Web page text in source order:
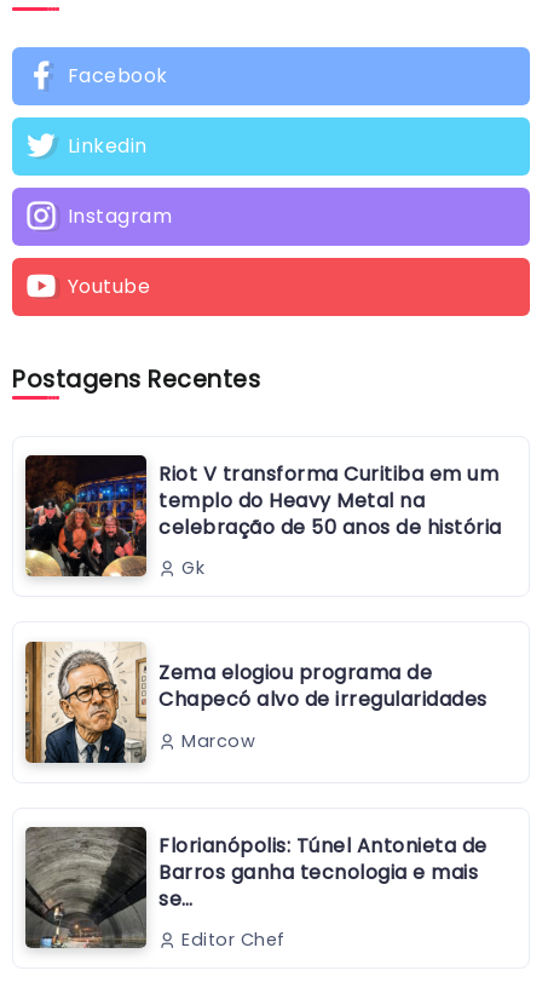
Facebook
Linkedin
Instagram
Youtube
Postagens Recentes
Riot V transforma Curitiba em um
templo do Heavy Metal na
celebração de 50 anos de história
Gk
Zema elogiou programa de
Chapecó alvo de irregularidades
Marcow
Florianópolis: Túnel Antonieta de
Barros ganha tecnologia e mais
se…
Editor Chef